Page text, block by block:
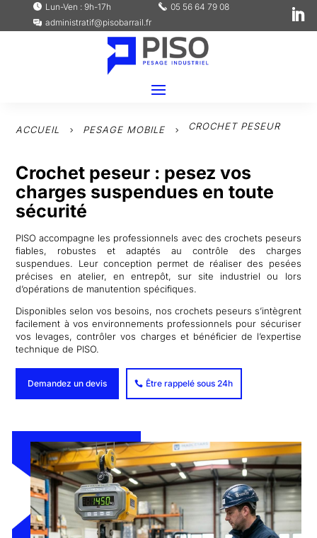
Lun-Ven : 9h-17h
05 56 64 79 08
administratif@pisobarrail.fr
ACCUEIL 5 PESAGE MOBILE 5 CROCHET PESEUR
Crochet peseur : pesez vos
charges suspendues en toute
sécurité
PISO accompagne les professionnels avec des crochets peseurs
fiables, robustes et adaptés au contrôle des charges
suspendues. Leur conception permet de réaliser des pesées
précises en atelier, en entrepôt, sur site industriel ou lors
d’opérations de manutention spécifiques.
Disponibles selon vos besoins, nos crochets peseurs s’intègrent
facilement à vos environnements professionnels pour sécuriser
vos levages, contrôler vos charges et bénéficier de l’expertise
technique de PISO.
Demandez un devis Être rappelé sous 24h